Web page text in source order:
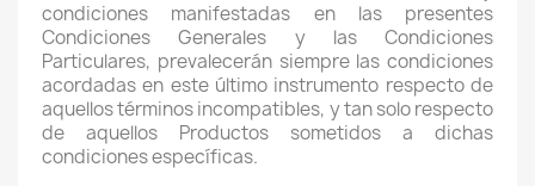
condiciones manifestadas en las presentes
Condiciones Generales y las Condiciones
Particulares, prevalecerán siempre las condiciones
acordadas en este último instrumento respecto de
aquellos términos incompatibles, y tan solo respecto
de aquellos Productos sometidos a dichas
condiciones específicas.